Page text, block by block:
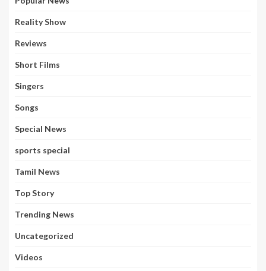
Reality Show
Reviews
Short Films
Singers
Songs
Special News
sports special
Tamil News
Top Story
Trending News
Uncategorized
Videos